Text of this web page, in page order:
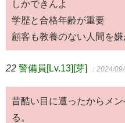
しかできんよ
学歴と合格年齢が重要
顧客も教養のない人間を
22 警備員[Lv.13][芽] ：2024/
昔酷い目に遭ったからメ
る。